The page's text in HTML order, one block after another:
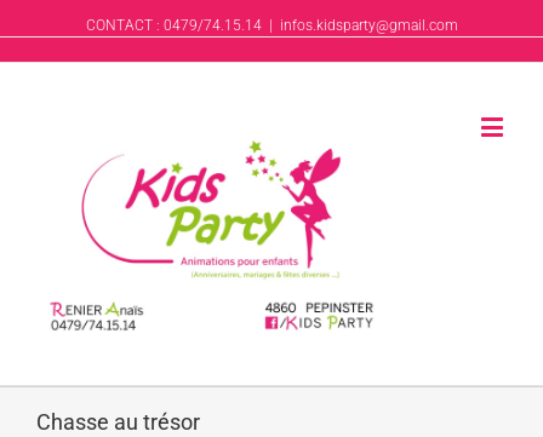
CONTACT : 0479/74.15.14 infos.kidsparty@gmail.com
Chasse au trésor